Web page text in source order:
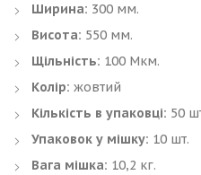
Ширина: 300 мм.
Висота: 550 мм.
Щільність: 100 Мкм.
Колір: жовтий
Кількість в упаковці: 50
Упаковок у мішку: 10 шт.
Вага мішка: 10,2 кг.